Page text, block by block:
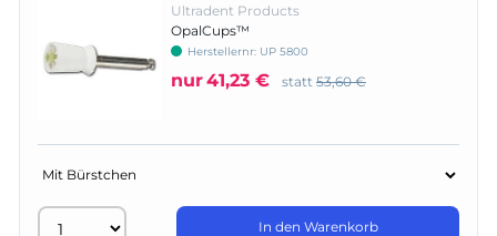
Ultradent Products
OpalCups™
Herstellernr: UP 5800
nur41,23 € statt 53,60 €
In den Warenkorb